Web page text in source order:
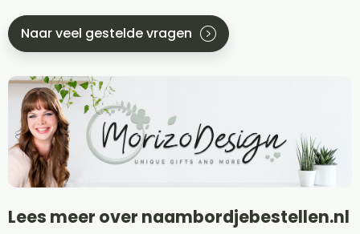
Naar veel gestelde vragen
Lees meer over naambordjebestellen.nl